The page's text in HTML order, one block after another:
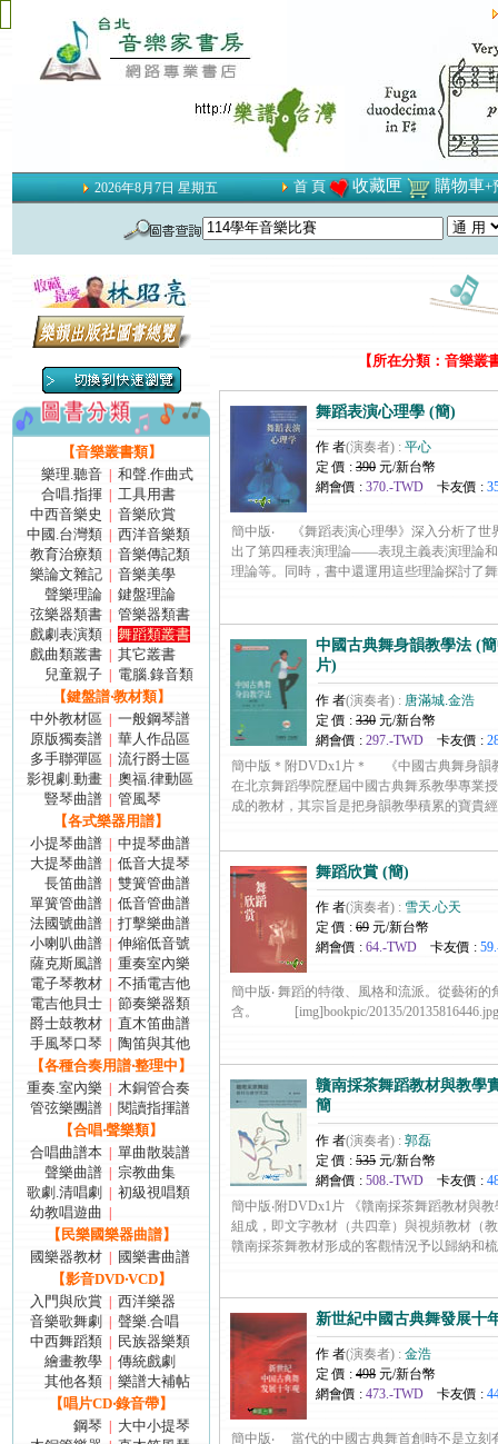
2026年8月7日 星期五 首 頁 收藏匣 購物車+
【音樂叢書類】
樂理.聽音
和聲.作曲式
合唱.指揮
工具用書
中西音樂史
音樂欣賞
中國.台灣類
西洋音樂類
教育治療類
音樂傳記類
樂論文雜記
音樂美學
聲樂理論
鍵盤理論
弦樂器類書
管樂器類書
戲劇表演類
舞蹈類叢書
戲曲類叢書
其它叢書
兒童親子
電腦.錄音類
【鍵盤譜‧教材類】
中外教材區
一般鋼琴譜
原版獨奏譜
華人作品區
多手聯彈區
流行爵士區
影視劇.動畫
奧福.律動區
豎琴曲譜
管風琴
【各式樂器用譜】
小提琴曲譜
中提琴曲譜
大提琴曲譜
低音大提琴
長笛曲譜
雙簧管曲譜
單簧管曲譜
低音管曲譜
法國號曲譜
打擊樂曲譜
小喇叭曲譜
伸縮低音號
薩克斯風譜
重奏室內樂
電子琴教材
不插電吉他
電吉他貝士
節奏樂器類
爵士鼓教材
直木笛曲譜
手風琴口琴
陶笛與其他
【各種合奏用譜‧整理中】
重奏.室內樂
木銅管合奏
管弦樂團譜
閱讀指揮譜
【合唱‧聲樂類】
合唱曲譜本
單曲散裝譜
聲樂曲譜
宗教曲集
歌劇.清唱劇
初級視唱類
幼教唱遊曲
【民樂國樂器曲譜】
國樂器教材
國樂書曲譜
【影音DVD‧VCD】
入門與欣賞
西洋樂器
音樂歌舞劇
聲樂.合唱
中西舞蹈類
民族器樂類
繪畫教學
傳統戲劇
其他各類
樂譜大補帖
【唱片CD‧錄音帶】
鋼琴
大中小提琴
【所在分類：音樂叢
舞蹈表演心理學 (簡)
作 者(演奏者) : 平心
定 價 : 390 元/新台幣
網會價 : 370.-TWD 卡友價 :
簡中版‧ 《舞蹈表演心理學》深入分析了世
出了第四種表演理論——表現主義表演理論
理論等。同時，書中還運用這些理論探討了
中國古典舞身韻教學法 (
片)
作 者(演奏者) : 唐滿城.金浩
定 價 : 330 元/新台幣
網會價 : 297.-TWD 卡友價 :
簡中版＊附DVDx1片＊ 《中國古典舞身韻
在北京舞蹈學院歷屆中國古典舞系教學專業
成的教材，其宗旨是把身韻教學積累的寶貴
舞蹈欣賞 (簡)
作 者(演奏者) : 雪天.心天
定 價 : 69 元/新台幣
網會價 : 64.-TWD 卡友價 :
簡中版‧ 舞蹈的特徵、風格和流派。從藝術的
含。 [img]bookpic/20135/
贛南採茶舞蹈教材與教學
簡
作 者(演奏者) : 郭磊
定 價 : 535 元/新台幣
網會價 : 508.-TWD 卡友價 :
簡中版‧附DVDx1片 《贛南採茶舞蹈教材與
組成，即文字教材（共四章）與視頻教材（
贛南採茶舞教材形成的客觀情況予以歸納和
新世紀中國古典舞發展十
作 者(演奏者) : 金浩
定 價 : 498 元/新台幣
網會價 : 473.-TWD 卡友價 :
簡中版‧ 當代的中國古典舞首創時不是立刻